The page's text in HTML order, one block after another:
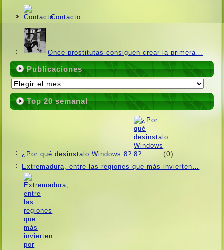
Contacto
Once prostitutas consiguen crear la primera…
Publicaciones
Publicaciones
Top 20 semanal
¿Por qué desinstalo Windows 8? (0)
Extremadura, entre las regiones que más invierten…